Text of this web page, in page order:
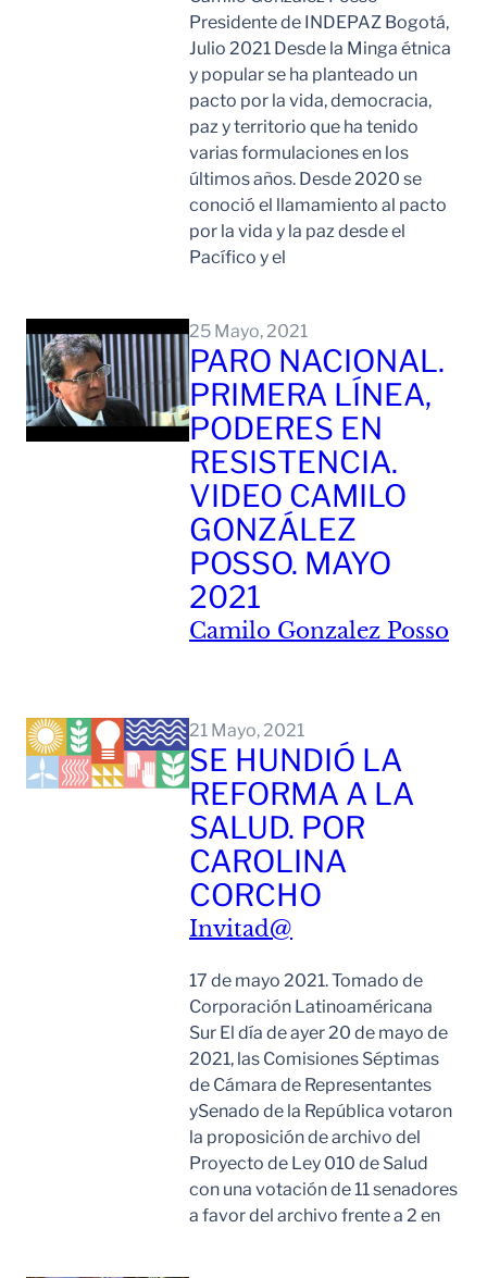
Presidente de INDEPAZ Bogotá,
Julio 2021 Desde la Minga étnica
y popular se ha planteado un
pacto por la vida, democracia,
paz y territorio que ha tenido
varias formulaciones en los
últimos años. Desde 2020 se
conoció el llamamiento al pacto
por la vida y la paz desde el
Pacífico y el
25 Mayo, 2021
PARO NACIONAL.
PRIMERA LÍNEA,
PODERES EN
RESISTENCIA.
VIDEO CAMILO
GONZÁLEZ
POSSO. MAYO
2021
Camilo Gonzalez Posso
21 Mayo, 2021
SE HUNDIÓ LA
REFORMA A LA
SALUD. POR
CAROLINA
CORCHO
Invitad@
17 de mayo 2021. Tomado de
Corporación Latinoaméricana
Sur El día de ayer 20 de mayo de
2021, las Comisiones Séptimas
de Cámara de Representantes
ySenado de la República votaron
la proposición de archivo del
Proyecto de Ley 010 de Salud
con una votación de 11 senadores
a favor del archivo frente a 2 en